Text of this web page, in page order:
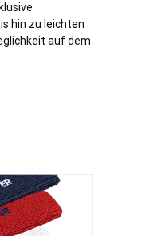
hin zu leichten
auf dem